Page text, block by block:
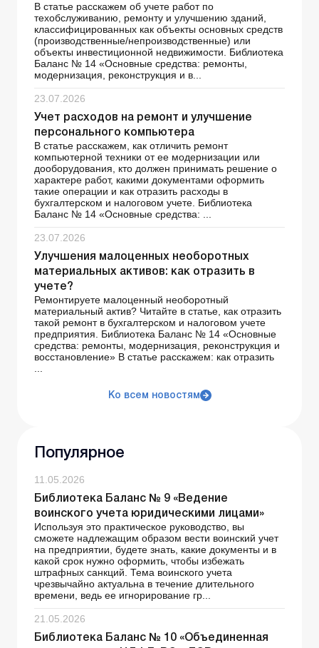
В статье расскажем об учете работ по
техобслуживанию, ремонту и улучшению зданий,
классифицированных как объекты основных средств
(производственные/непроизводственные) или
объекты инвестиционной недвижимости. Библиотека
Баланс № 14 «Основные средства: ремонты,
модернизация, реконструкция и в...
23.07.2026
Учет расходов на ремонт и улучшение
персонального компьютера
В статье расскажем, как отличить ремонт
компьютерной техники от ее модернизации или
дооборудования, кто должен принимать решение о
характере работ, какими документами оформить
такие операции и как отразить расходы в
бухгалтерском и налоговом учете. Библиотека
Баланс № 14 «Основные средства: ...
23.07.2026
Улучшения малоценных необоротных
материальных активов: как отразить в
учете?
Ремонтируете малоценный необоротный
материальный актив? Читайте в статье, как отразить
такой ремонт в бухгалтерском и налоговом учете
предприятия. Библиотека Баланс № 14 «Основные
средства: ремонты, модернизация, реконструкция и
восстановление» В статье расскажем: как отразить
...
Ко всем новостям
Популярное
11.05.2026
Библиотека Баланс № 9 «Ведение
воинского учета юридическими лицами»
Используя это практическое руководство, вы
сможете надлежащим образом вести воинский учет
на предприятии, будете знать, какие документы и в
какой срок нужно оформить, чтобы избежать
штрафных санкций. Тема воинского учета
чрезвычайно актуальна в течение длительного
времени, ведь ее игнорирование гр...
21.05.2026
Библиотека Баланс № 10 «Объединенная